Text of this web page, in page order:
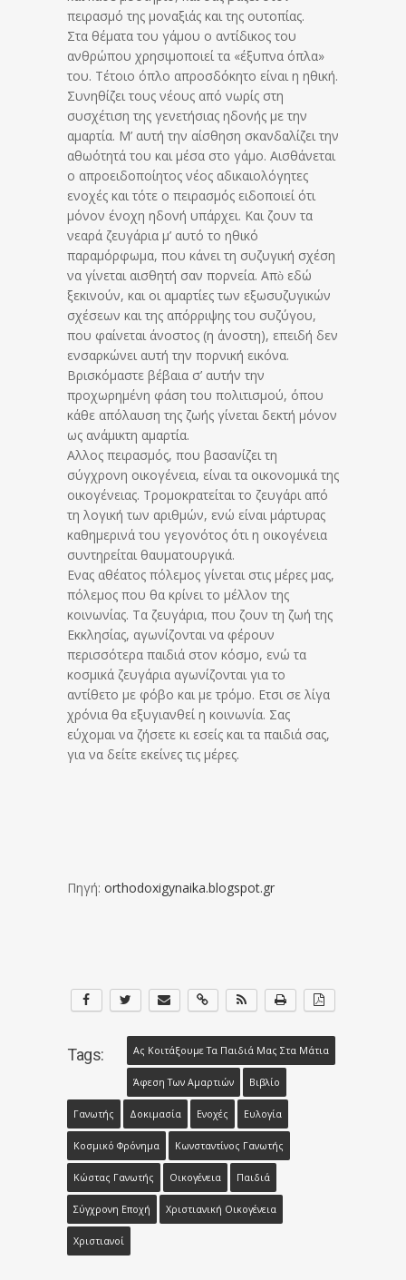
πειρασμό της μοναξιάς και της ουτοπίας.
Στα θέματα του γάμου ο αντίδικος του
ανθρώπου χρησιμοποιεί τα «έξυπνα όπλα»
του. Τέτοιο όπλο απροσδόκητο είναι η ηθική.
Συνηθίζει τους νέους από νωρίς στη
συσχέτιση της γενετήσιας ηδονής με την
αμαρτία. Μ’ αυτή την αίσθηση σκανδαλίζει την
αθωότητά του και μέσα στο γάμο. Αισθάνεται
ο απροειδοποίητος νέος αδικαιολόγητες
ενοχές και τότε ο πειρασμός ειδοποιεί ότι
μόνον ένοχη ηδονή υπάρχει. Και ζουν τα
νεαρά ζευγάρια μ’ αυτό το ηθικό
παραμόρφωμα, που κάνει τη συζυγική σχέση
να γίνεται αισθητή σαν πορνεία. Απὸ εδώ
ξεκινούν, και οι αμαρτίες των εξωσυζυγικών
σχέσεων και της απόρριψης του συζύγου,
που φαίνεται άνοστος (η άνοστη), επειδή δεν
ενσαρκώνει αυτή την πορνική εικόνα.
Βρισκόμαστε βέβαια σ’ αυτήν την
προχωρημένη φάση του πολιτισμού, όπου
κάθε απόλαυση της ζωής γίνεται δεκτή μόνον
ως ανάμικτη αμαρτία.
Αλλος πειρασμός, που βασανίζει τη
σύγχρονη οικογένεια, είναι τα οικονομικά της
οικογένειας. Τρομοκρατείται το ζευγάρι από
τη λογική των αριθμών, ενώ είναι μάρτυρας
καθημερινά του γεγονότος ότι η οικογένεια
συντηρείται θαυματουργικά.
Ενας αθέατος πόλεμος γίνεται στις μέρες μας,
πόλεμος που θα κρίνει το μέλλον της
κοινωνίας. Τα ζευγάρια, που ζουν τη ζωή της
Εκκλησίας, αγωνίζονται να φέρουν
περισσότερα παιδιά στον κόσμο, ενώ τα
κοσμικά ζευγάρια αγωνίζονται για το
αντίθετο με φόβο και με τρόμο. Ετσι σε λίγα
χρόνια θα εξυγιανθεί η κοινωνία. Σας
εύχομαι να ζήσετε κι εσείς και τα παιδιά σας,
για να δείτε εκείνες τις μέρες.
Πηγή: orthodoxigynaika.blogspot.gr
Tags: Ας Κοιτάξουμε Τα Παιδιά Μας Στα Μάτια
Άφεση Των Αμαρτιών Βιβλίο
Γανωτής Δοκιμασία Ενοχές Ευλογία
Κοσμικό Φρόνημα Κωνσταντίνος Γανωτής
Κώστας Γανωτής Οικογένεια Παιδιά
Σύγχρονη Εποχή Χριστιανική Οικογένεια
Χριστιανοί